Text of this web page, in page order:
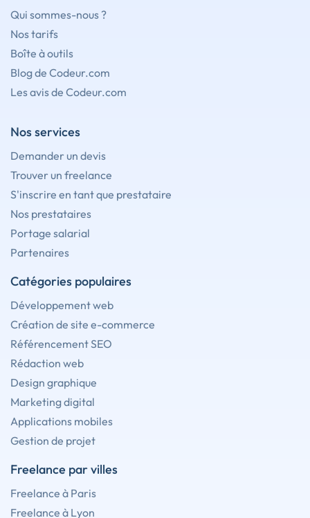
Qui sommes-nous ?
Nos tarifs
Boîte à outils
Blog de Codeur.com
Les avis de Codeur.com
Nos services
Demander un devis
Trouver un freelance
S'inscrire en tant que prestataire
Nos prestataires
Portage salarial
Partenaires
Catégories populaires
Développement web
Création de site e-commerce
Référencement SEO
Rédaction web
Design graphique
Marketing digital
Applications mobiles
Gestion de projet
Freelance par villes
Freelance à Paris
Freelance à Lyon